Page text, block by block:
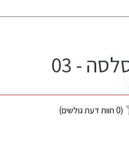
- 03
(
0 חוות דעת גולשים)